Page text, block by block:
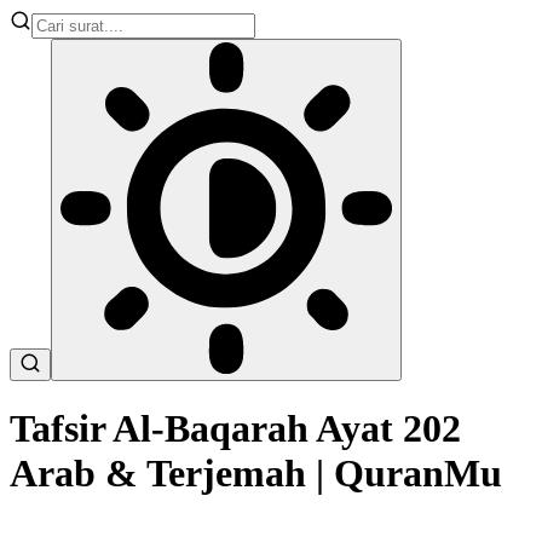
Tafsir Al-Baqarah Ayat 202
Arab & Terjemah | QuranMu